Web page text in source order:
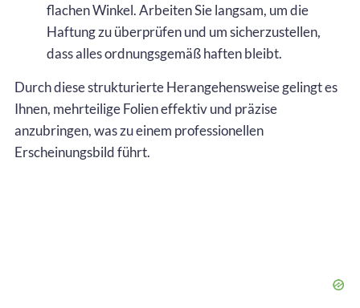
flachen Winkel. Arbeiten Sie langsam, um die
Haftung zu überprüfen und um sicherzustellen,
dass alles ordnungsgemäß haften bleibt.
Durch diese strukturierte Herangehensweise gelingt es
Ihnen, mehrteilige Folien effektiv und präzise
anzubringen, was zu einem professionellen
Erscheinungsbild führt.